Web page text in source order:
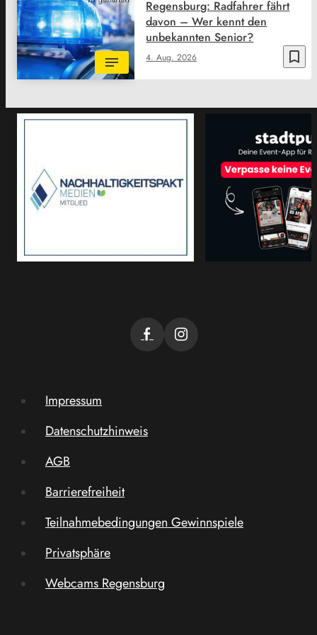
bookmark_border
4. Aug. 2026
Regensburg: Radfahrer fährt
davon – Wer kennt den
unbekannten Senior?
Impressum
Datenschutzhinweis
AGB
Barrierefreiheit
Teilnahmebedingungen Gewinnspiele
Privatsphäre
Webcams Regensburg